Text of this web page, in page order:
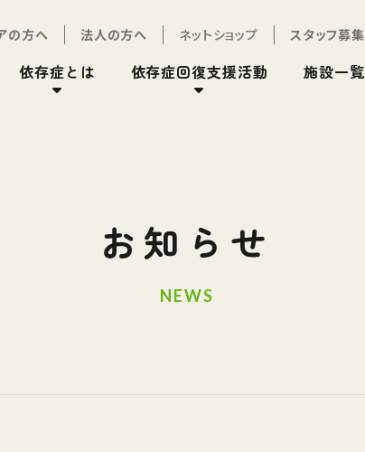
の方へ 法人の方へ ネットショップ スタッフ募集
依存症とは 依存症回復支援活動 施設一覧
お知らせ
NEWS